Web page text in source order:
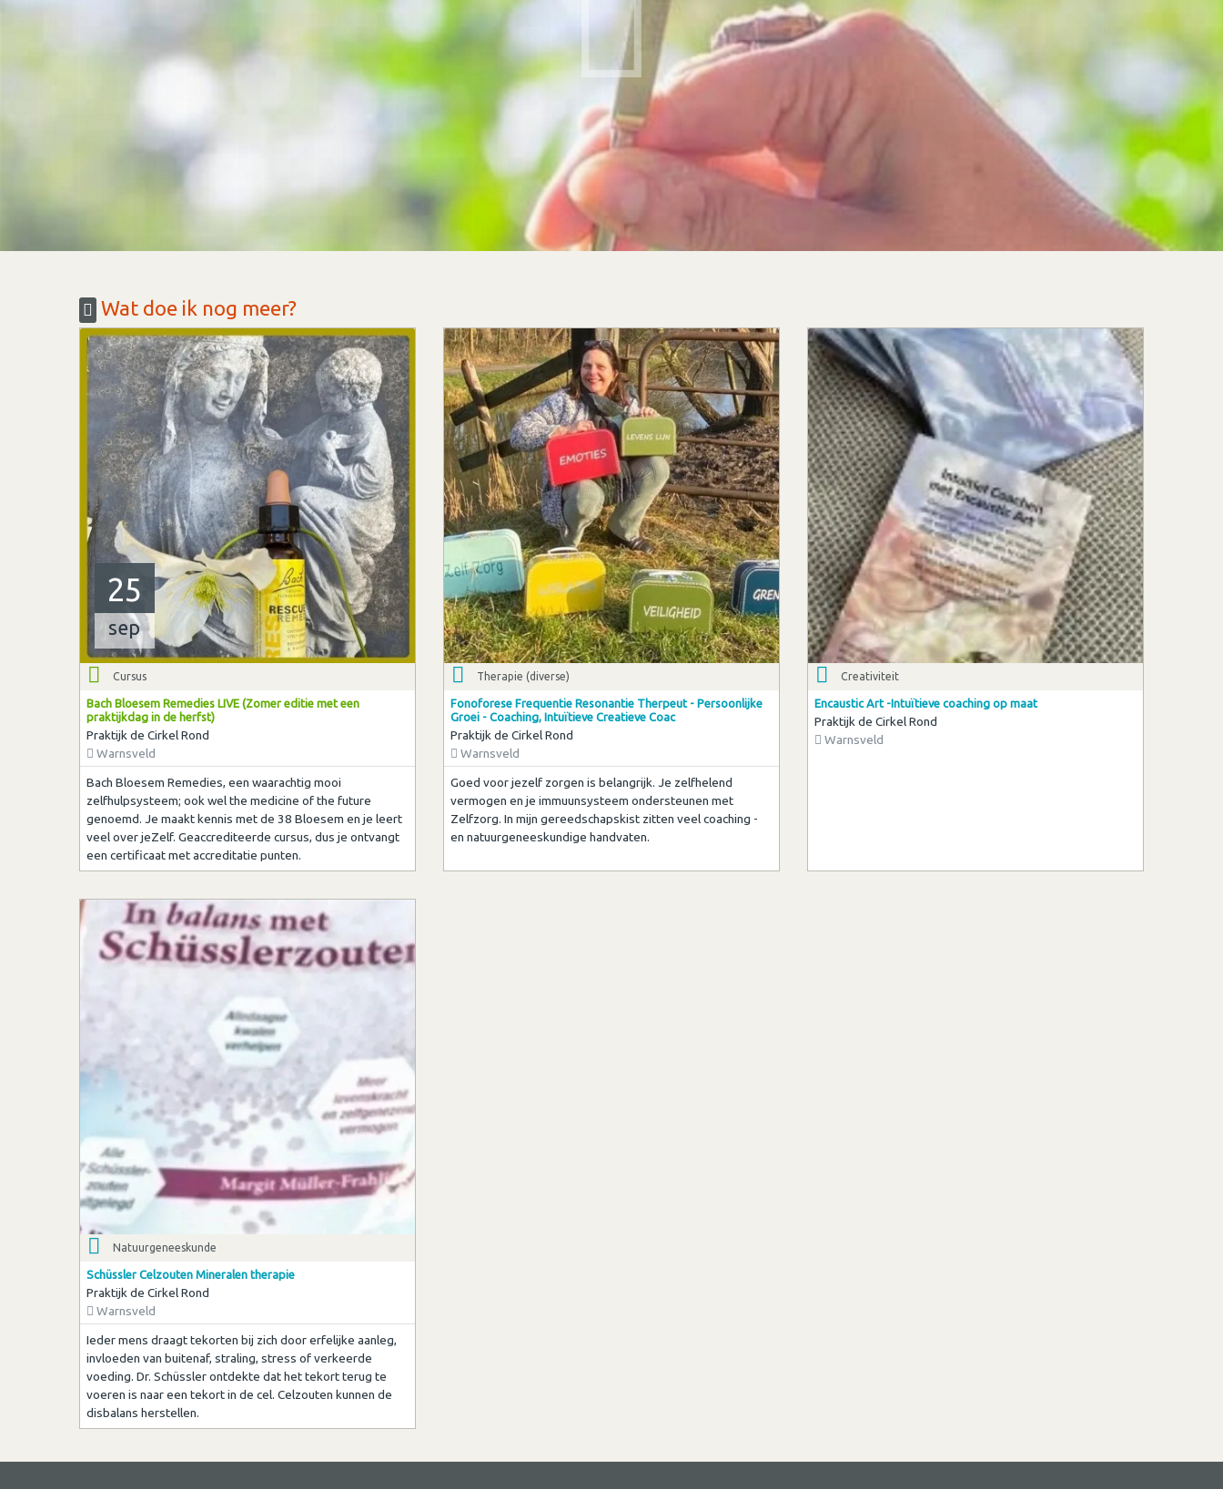
Wat doe ik nog meer?
25
sep
Cursus
Bach Bloesem Remedies LIVE (Zomer editie met een
praktijkdag in de herfst)
Praktijk de Cirkel Rond
Warnsveld
Bach Bloesem Remedies, een waarachtig mooi
zelfhulpsysteem; ook wel the medicine of the future
genoemd. Je maakt kennis met de 38 Bloesem en je leert
veel over jeZelf. Geaccrediteerde cursus, dus je ontvangt
een certificaat met accreditatie punten.
Therapie (diverse)
Fonoforese Frequentie Resonantie Therpeut - Persoonlijke
Groei - Coaching, Intuïtieve Creatieve Coac
Praktijk de Cirkel Rond
Warnsveld
Goed voor jezelf zorgen is belangrijk. Je zelfhelend
vermogen en je immuunsysteem ondersteunen met
Zelfzorg. In mijn gereedschapskist zitten veel coaching -
en natuurgeneeskundige handvaten.
Creativiteit
Encaustic Art -Intuïtieve coaching op maat
Praktijk de Cirkel Rond
Warnsveld
Natuurgeneeskunde
Schüssler Celzouten Mineralen therapie
Praktijk de Cirkel Rond
Warnsveld
Ieder mens draagt tekorten bij zich door erfelijke aanleg,
invloeden van buitenaf, straling, stress of verkeerde
voeding. Dr. Schüssler ontdekte dat het tekort terug te
voeren is naar een tekort in de cel. Celzouten kunnen de
disbalans herstellen.